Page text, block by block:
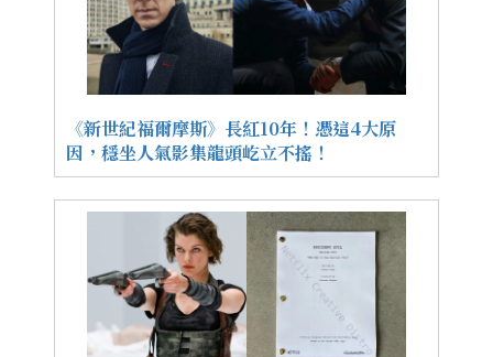
《新世紀福爾摩斯》長紅10年！憑這4大原
因，穩坐人氣影集龍頭屹立不搖！